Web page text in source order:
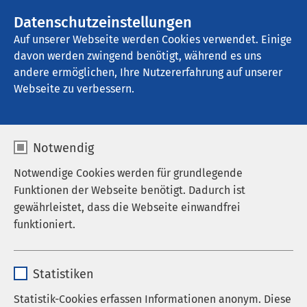
Datenschutzeinstellungen
Auf unserer Webseite werden Cookies verwendet. Einige
davon werden zwingend benötigt, während es uns
andere ermöglichen, Ihre Nutzererfahrung auf unserer
Webseite zu verbessern.
Notwendig
Notwendige Cookies werden für grundlegende
Funktionen der Webseite benötigt. Dadurch ist
gewährleistet, dass die Webseite einwandfrei
funktioniert.
Anbieter sgalinski
Statistiken
Statistik-Cookies erfassen Informationen anonym. Diese
AMEOS Reha Klinikum Inntal